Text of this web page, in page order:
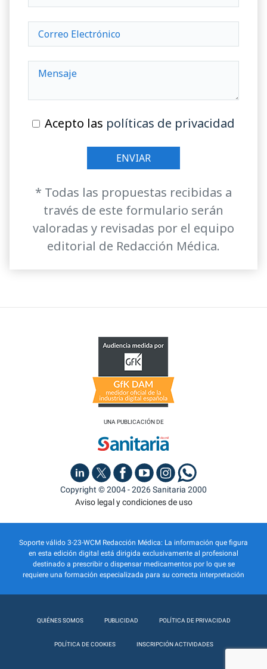
Acepto las políticas de privacidad
* Todas las propuestas recibidas a
través de este formulario serán
valoradas y revisadas por el equipo
editorial de Redacción Médica.
UNA PUBLICACIÓN DE
Copyright © 2004 - 2026 Sanitaria 2000
Aviso legal y condiciones de uso
Soporte válido 3-23-WCM Redacción Médica: La información que figura
en esta edición digital está dirigida exclusivamente al profesional
destinado a prescribir o dispensar medicamentos por lo que se
requiere una formación especializada para su correcta interpretación
QUIÉNES SOMOS PUBLICIDAD POLÍTICA DE PRIVACIDAD
POLÍTICA DE COOKIES INSCRIPCIÓN ACTIVIDADES